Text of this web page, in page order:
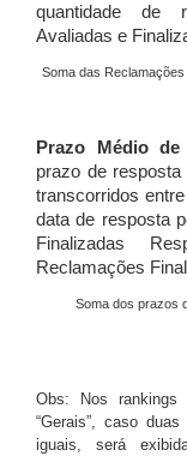
quantidade de
Avaliadas e
Soma das
Prazo Médio de
prazo de
transcorridos
data de resposta
Finalizadas
Reclamações
Soma dos prazos
Obs: Nos rankings
“Gerais”, caso
iguais, será